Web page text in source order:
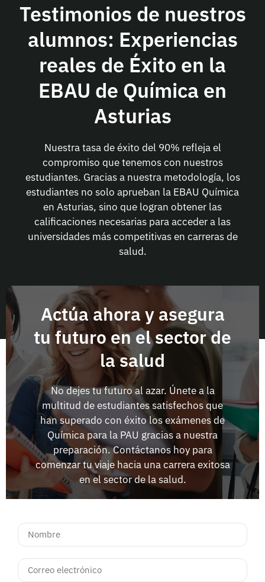
Testimonios de nuestros
alumnos: Experiencias
reales de Éxito en la
EBAU de Química en
Asturias
Nuestra tasa de éxito del 90% refleja el
compromiso que tenemos con nuestros
estudiantes. Gracias a nuestra metodología, los
estudiantes no solo aprueban la EBAU Química
en Asturias, sino que logran obtener las
calificaciones necesarias para acceder a las
universidades más competitivas en carreras de
salud.
Actúa ahora y asegura
tu futuro en el sector de
la salud
No dejes tu futuro al azar. Únete a la
multitud de estudiantes satisfechos que
han superado con éxito los exámenes de
Química para la PAU gracias a nuestra
preparación. Contáctanos hoy para
comenzar tu viaje hacia una carrera exitosa
en el sector de la salud.